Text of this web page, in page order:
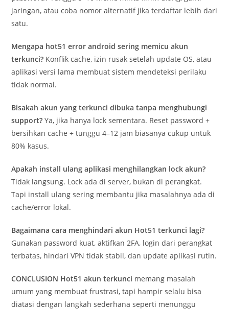
jaringan, atau coba nomor alternatif jika terdaftar lebih dari
satu.
Mengapa hot51 error android sering memicu akun
terkunci? Konflik cache, izin rusak setelah update OS, atau
aplikasi versi lama membuat sistem mendeteksi perilaku
tidak normal.
Bisakah akun yang terkunci dibuka tanpa menghubungi
support? Ya, jika hanya lock sementara. Reset password +
bersihkan cache + tunggu 4–12 jam biasanya cukup untuk
80% kasus.
Apakah install ulang aplikasi menghilangkan lock akun?
Tidak langsung. Lock ada di server, bukan di perangkat.
Tapi install ulang sering membantu jika masalahnya ada di
cache/error lokal.
Bagaimana cara menghindari akun Hot51 terkunci lagi?
Gunakan password kuat, aktifkan 2FA, login dari perangkat
terbatas, hindari VPN tidak stabil, dan update aplikasi rutin.
CONCLUSION Hot51 akun terkunci memang masalah
umum yang membuat frustrasi, tapi hampir selalu bisa
diatasi dengan langkah sederhana seperti menunggu